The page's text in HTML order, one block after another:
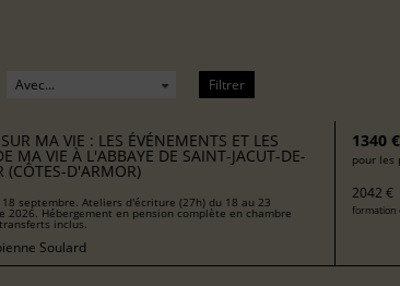
Filtrer
SUR MA VIE : LES ÉVÉNEMENTS ET LES
MA VIE À L'ABBAYE DE SAINT-JACUT-DE-
(CÔTES-D'ARMOR)
septembre. Ateliers d'écriture (27h) du 18 au 23
2026. Hébergement en pension complète en chambre
inclus.
Soulard
1340 €
pour les
2042 €
formation